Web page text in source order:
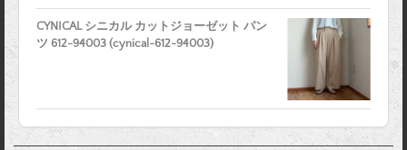
CYNICAL シニカル カットジョーゼット パン
ツ 612-94003 (cynical-612-94003)